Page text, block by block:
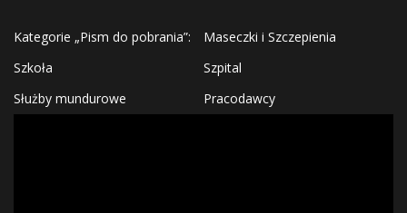
Kategorie „Pism do pobrania”:
Maseczki i Szczepienia
Szkoła
Szpital
Służby mundurowe
Pracodawcy